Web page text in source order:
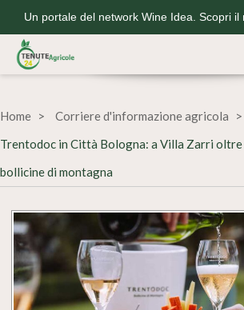
Un portale del network Wine Idea. Scopri il
Home Corriere d'informazione agricola
Trentodoc in Città Bologna: a Villa Zarri
bollicine di montagna